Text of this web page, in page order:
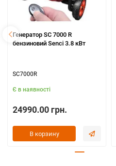
Генератор SC 7000 R
бензиновий Senci 3.8 кВт
SC7000R
Є в наявності
24990.00 грн.
В корзину